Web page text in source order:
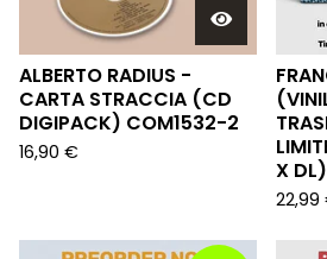
ALBERTO RADIUS -
CARTA STRACCIA (CD
DIGIPACK) COM1532-2
16,90 €
X
22,99